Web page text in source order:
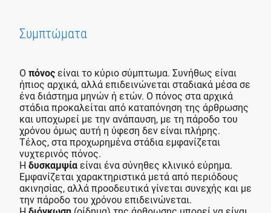
Συμπτώματα
Ο πόνος είναι το κύριο σύμπτωμα. Συνήθως είναι
ήπιος αρχικά, αλλά επιδεινώνεται σταδιακά μέσα σε
ένα διάστημα μηνών ή ετών. Ο πόνος στα αρχικά
στάδια προκαλείται από καταπόνηση της άρθρωσης
και υποχωρεί με την ανάπαυση, με τη πάροδο του
χρόνου όμως αυτή η ύφεση δεν είναι πλήρης.
Τέλος, στα προχωρημένα στάδια εμφανίζεται
νυχτερινός πόνος.
Η δυσκαμψία είναι ένα σύνηθες κλινικό εύρημα.
Εμφανίζεται χαρακτηριστικά μετά από περιόδους
ακινησίας, αλλά προοδευτικά γίνεται συνεχής και με
την πάροδο του χρόνου επιδεινώνεται.